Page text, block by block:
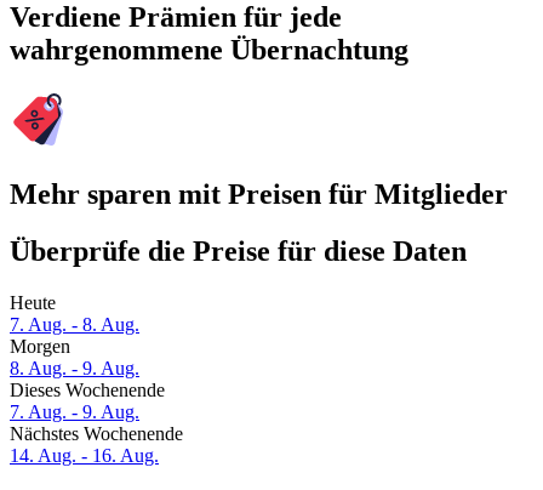
Verdiene Prämien für jede
wahrgenommene Übernachtung
Mehr sparen mit Preisen für Mitglieder
Überprüfe die Preise für diese Daten
Heute
7. Aug. - 8. Aug.
Morgen
8. Aug. - 9. Aug.
Dieses Wochenende
7. Aug. - 9. Aug.
Nächstes Wochenende
14. Aug. - 16. Aug.